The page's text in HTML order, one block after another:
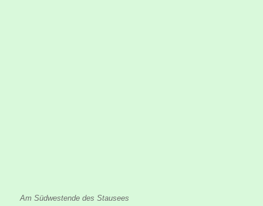
Am Südwestende des Stausees